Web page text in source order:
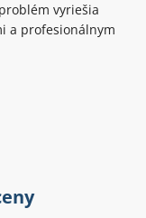
vyriešia
a profesionálnym